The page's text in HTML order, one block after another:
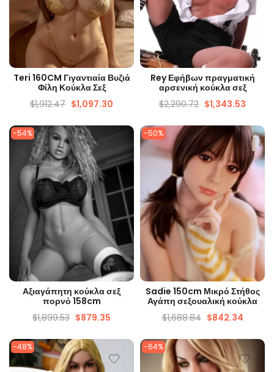
ΓΡΉΓΟΡΗ ΜΑΤΙΆ
Teri 160CM Γιγαντιαία Βυζιά
Φίλη Κούκλα Σεξ
$1,912.47 $1,097.30
ΓΡΉΓΟΡΗ ΜΑΤΙΆ
Rey Εφήβων πραγματική
αρσενική κούκλα σεξ
$2,290.72 $1,343.53
-54%
ΓΡΉΓΟΡΗ ΜΑΤΙΆ
Αξιαγάπητη κούκλα σεξ
πορνό 158cm
$1,899.53 $879.35
-50%
ΓΡΉΓΟΡΗ ΜΑΤΙΆ
Sadie 150cm Μικρό Στήθος
Αγάπη σεξουαλική κούκλα
$1,688.84 $842.34
-48% -64%